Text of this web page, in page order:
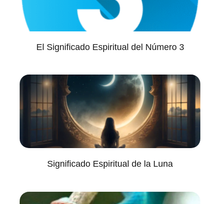
El Significado Espiritual del Número 3
Significado Espiritual de la Luna